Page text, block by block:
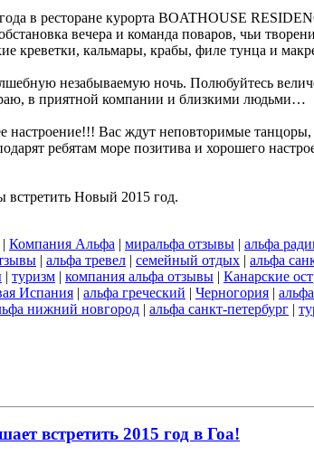
года в ресторане курорта BOATHOUSE
вечера и команда поваров, чьи
креветки, кальмары, крабы, филе тунца и
незабываемую ночь. Полюбуйтесь
раю, в приятной компании и близкими людьми…
настроение!!! Вас ждут неповторимые
ребятам море позитива и хорошего
встретить Новый 2015 год.
| Компания Альфа | миральфа отзывы | альфа
| альфа тревел | семейный отдых | альфа
| туризм | компания альфа отзывы | Канарские
Испания | альфа греческий | Черногория |
нижний новгород | альфа санкт-петербург |
встретить 2015 год в Гоа!